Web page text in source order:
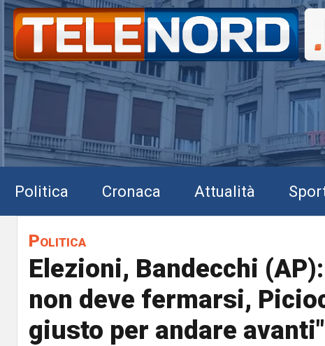
Politica Cronaca Attualità
Politica
Elezioni, Bandecchi
non deve fermarsi,
giusto per andare avanti"